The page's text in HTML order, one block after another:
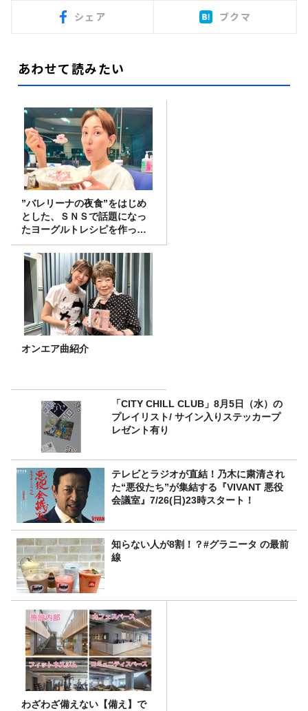
シェア ブクマ
あわせて読みたい
”バレリーナの夜食”をはじめ
とした、ＳＮＳで話題になっ
たヨーグルトレシピを作って
みた！
オンエア曲紹介
「CITY CHILL CLUB」8月5日（水）の
プレイリスト/ サイン入りステッカープ
レゼント有り
テレビとラジオが直結！乃木に粛清され
た“悪役たち”が集結する『VIVANT 悪役
会議室』7/26(日)23時スタート！
知らない人が8割！？#グラニータ の最前
線
わざわざ備えない【備え】で